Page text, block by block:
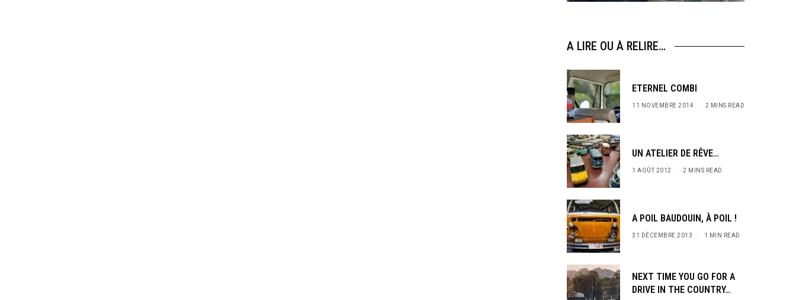
A LIRE OU À RELIRE…
ETERNEL COMBI
11 NOVEMBRE 2014 2 MINS READ
UN ATELIER DE RÊVE…
1 AOÛT 2012 2 MINS READ
A POIL BAUDOUIN, À POIL !
31 DÉCEMBRE 2013 1 MIN READ
NEXT TIME YOU GO FOR A
DRIVE IN THE COUNTRY…